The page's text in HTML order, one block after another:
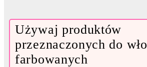
Używaj produktów
przeznaczonych do
farbowanych